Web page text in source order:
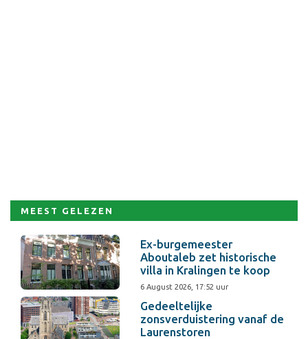
MEEST GELEZEN
Ex-burgemeester
Aboutaleb zet historische
villa in Kralingen te koop
6 August 2026, 17:52 uur
Gedeeltelijke
zonsverduistering vanaf de
Laurenstoren